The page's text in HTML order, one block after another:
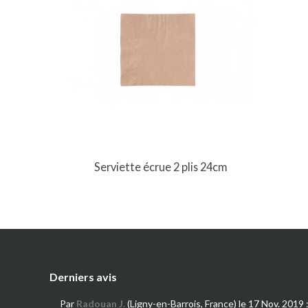
Serviette écrue 2 plis 24cm
Derniers avis
Par Radouan J.(Ligny-en-Barrois, France) le 17 Nov. 2019 :